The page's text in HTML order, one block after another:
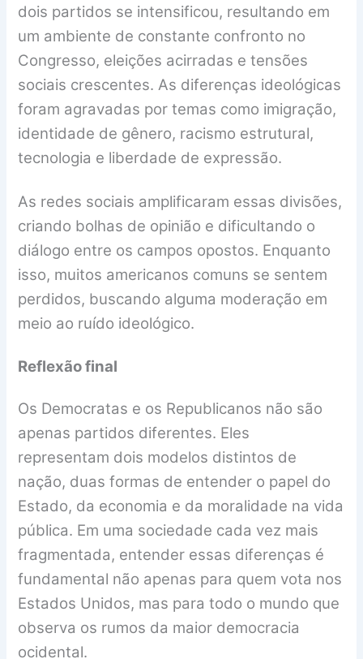
dois partidos se intensificou, resultando em
um ambiente de constante confronto no
Congresso, eleições acirradas e tensões
sociais crescentes. As diferenças ideológicas
foram agravadas por temas como imigração,
identidade de gênero, racismo estrutural,
tecnologia e liberdade de expressão.
As redes sociais amplificaram essas divisões,
criando bolhas de opinião e dificultando o
diálogo entre os campos opostos. Enquanto
isso, muitos americanos comuns se sentem
perdidos, buscando alguma moderação em
meio ao ruído ideológico.
Reflexão final
Os Democratas e os Republicanos não são
apenas partidos diferentes. Eles
representam dois modelos distintos de
nação, duas formas de entender o papel do
Estado, da economia e da moralidade na vida
pública. Em uma sociedade cada vez mais
fragmentada, entender essas diferenças é
fundamental não apenas para quem vota nos
Estados Unidos, mas para todo o mundo que
observa os rumos da maior democracia
ocidental.